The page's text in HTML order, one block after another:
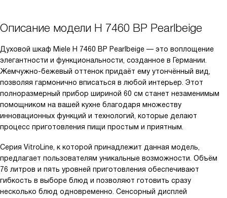
Описание модели H 7460 BP Pearlbeige
Духовой шкаф Miele H 7460 BP Pearlbeige — это воплощение
элегантности и функциональности, созданное в Германии.
Жемчужно-бежевый оттенок придаёт ему утончённый вид,
позволяя гармонично вписаться в любой интерьер. Этот
полноразмерный прибор шириной 60 см станет незаменимым
помощником на вашей кухне благодаря множеству
инновационных функций и технологий, которые делают
процесс приготовления пищи простым и приятным.
Серия VitroLine, к которой принадлежит данная модель,
предлагает пользователям уникальные возможности. Объём
76 литров и пять уровней приготовления обеспечивают
гибкость в выборе блюд и позволяют готовить сразу
несколько блюд одновременно. Сенсорный дисплей